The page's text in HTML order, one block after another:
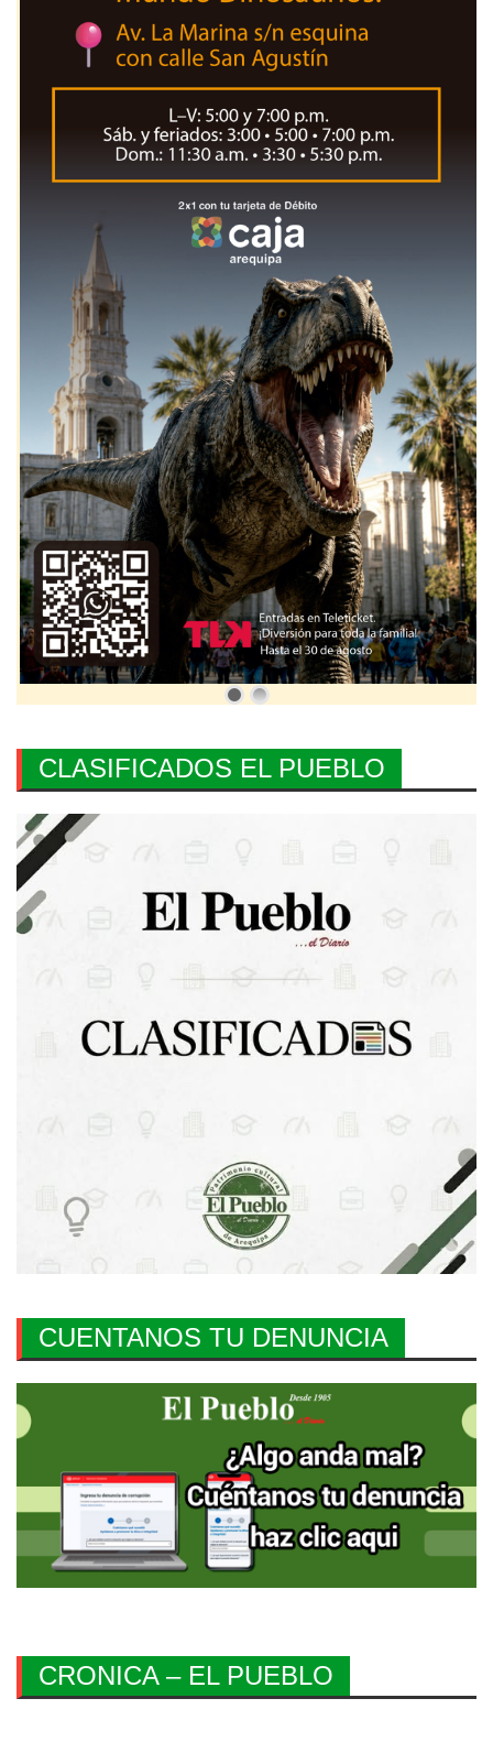
CLASIFICADOS EL PUEBLO
CUENTANOS TU DENUNCIA
CRONICA – EL PUEBLO